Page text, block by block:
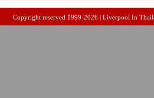
Copyright reserved 1999-2026 | Liverpool In